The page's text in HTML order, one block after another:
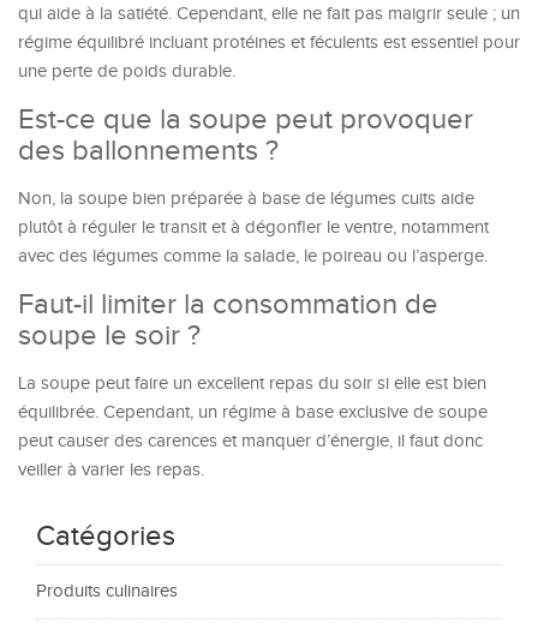
qui aide à la satiété. Cependant, elle ne fait pas maigrir seule ; un
régime équilibré incluant protéines et féculents est essentiel pour
une perte de poids durable.
Est-ce que la soupe peut provoquer
des ballonnements ?
Non, la soupe bien préparée à base de légumes cuits aide
plutôt à réguler le transit et à dégonfler le ventre, notamment
avec des légumes comme la salade, le poireau ou l’asperge.
Faut-il limiter la consommation de
soupe le soir ?
La soupe peut faire un excellent repas du soir si elle est bien
équilibrée. Cependant, un régime à base exclusive de soupe
peut causer des carences et manquer d’énergie, il faut donc
veiller à varier les repas.
Catégories
Produits culinaires